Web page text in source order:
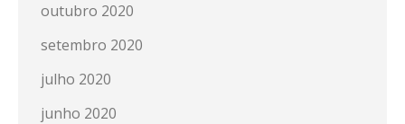
outubro 2020
setembro 2020
julho 2020
junho 2020